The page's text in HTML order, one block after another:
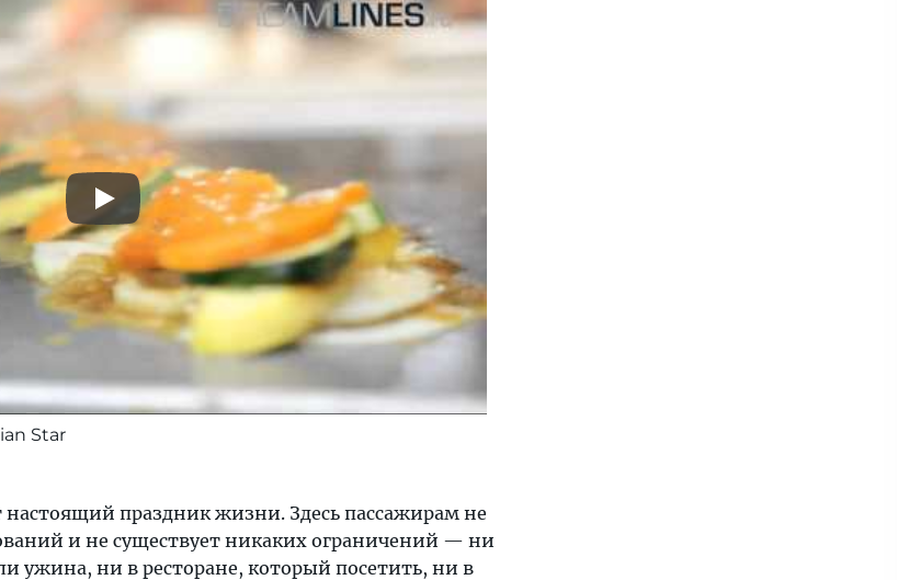
Star
настоящий праздник жизни. Здесь пассажирам не
и не существует никаких ограничений — ни
ужина, ни в ресторане, который посетить, ни в